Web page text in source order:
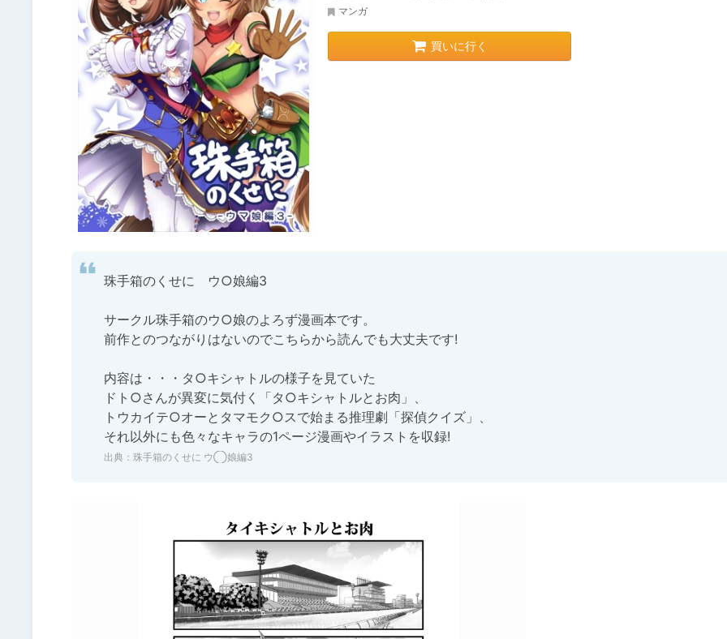
マンガ
買いに行く
珠手箱のくせに　ウ○娘編3
サークル珠手箱のウ○娘のよろず漫画本です。
前作とのつながりはないのでこちらから読んでも大丈夫です!
内容は・・・タ○キシャトルの様子を見ていた
ドト○さんが異変に気付く「タ○キシャトルとお肉」、
トウカイテ○オーとタマモク○スで始まる推理劇「探偵クイズ」、
それ以外にも色々なキャラの1ページ漫画やイラストを収録!
出典： 珠手箱のくせに ウ◯娘編3